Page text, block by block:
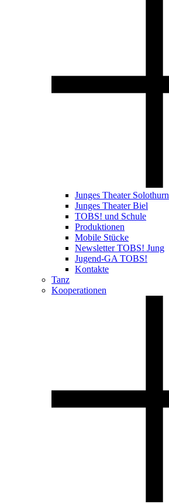
Junges Theater Solothurn
Junges Theater Biel
TOBS! und Schule
Produktionen
Mobile Stücke
Newsletter TOBS! Jung
Jugend-GA TOBS!
Kontakte
Tanz
Kooperationen